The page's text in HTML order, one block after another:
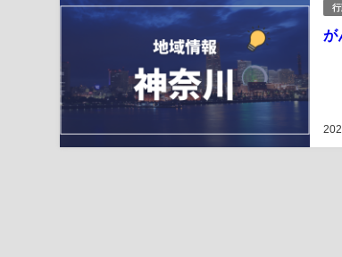
行
が